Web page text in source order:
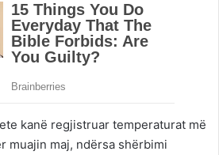
kanë regjistruar temperaturat më
muajin maj, ndërsa shërbimi